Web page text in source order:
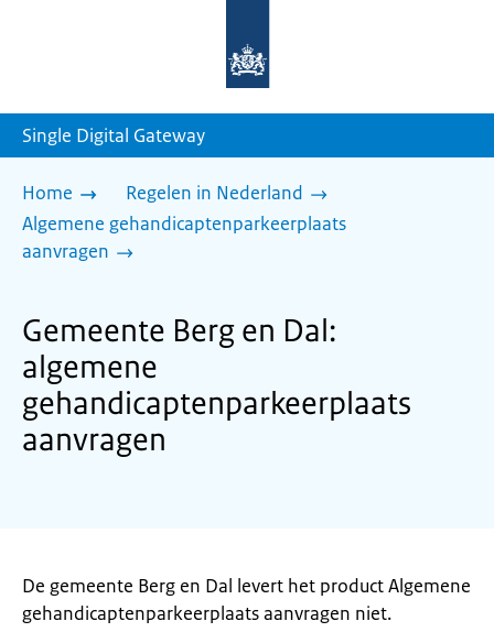
homepage
Single Digital Gateway
Home
Regelen in Nederland
Algemene gehandicaptenparkeerplaats
aanvragen
Gemeente Berg en Dal:
algemene
gehandicaptenparkeerplaats
aanvragen
De gemeente Berg en Dal levert het product Algemene
gehandicaptenparkeerplaats aanvragen niet.